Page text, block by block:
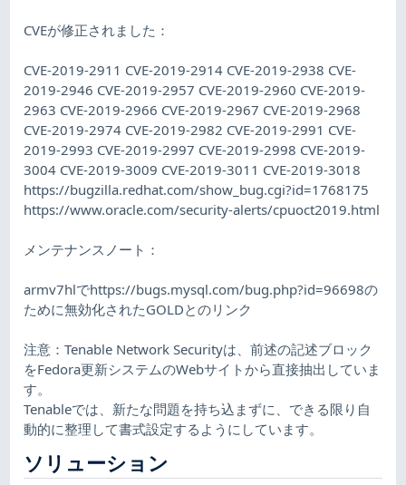
CVEが修正されました：
CVE-2019-2911 CVE-2019-2914 CVE-2019-2938 CVE-
2019-2946 CVE-2019-2957 CVE-2019-2960 CVE-2019-
2963 CVE-2019-2966 CVE-2019-2967 CVE-2019-2968
CVE-2019-2974 CVE-2019-2982 CVE-2019-2991 CVE-
2019-2993 CVE-2019-2997 CVE-2019-2998 CVE-2019-
3004 CVE-2019-3009 CVE-2019-3011 CVE-2019-3018
https://bugzilla.redhat.com/show_bug.cgi?id=1768175
https://www.oracle.com/security-alerts/cpuoct2019.html
メンテナンスノート：
armv7hlでhttps://bugs.mysql.com/bug.php?id=96698の
ために無効化されたGOLDとのリンク
注意：Tenable Network Securityは、前述の記述ブロック
をFedora更新システムのWebサイトから直接抽出していま
す。
Tenableでは、新たな問題を持ち込まずに、できる限り自
動的に整理して書式設定するようにしています。
ソリューション